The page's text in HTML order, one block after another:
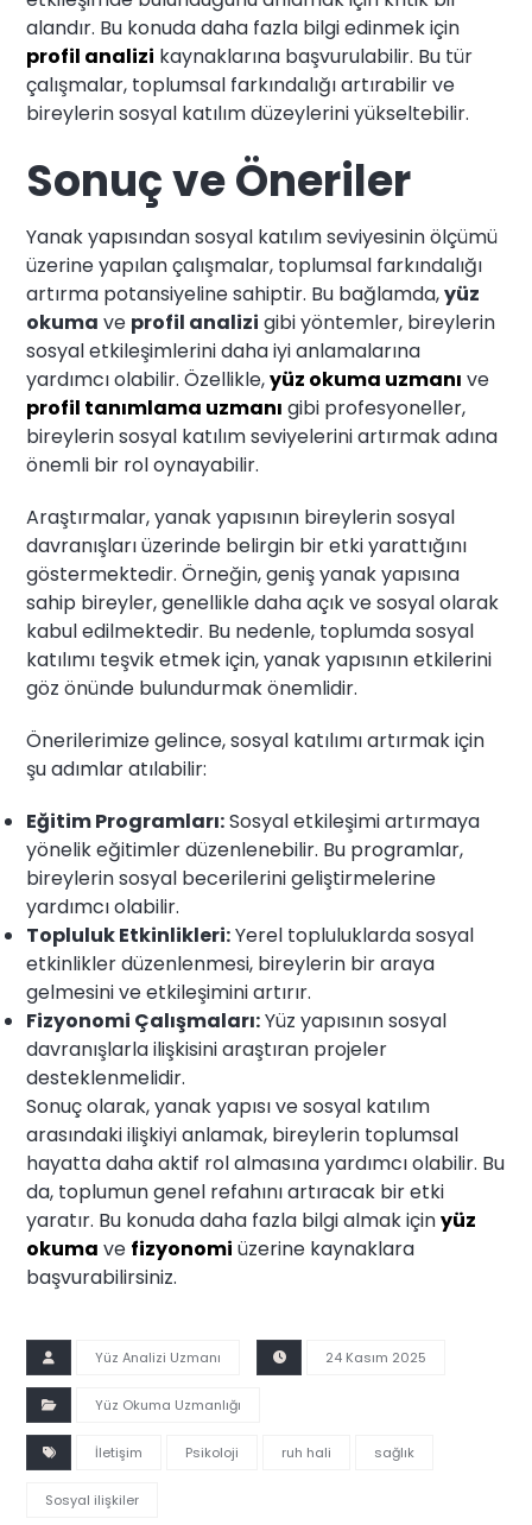
alandır. Bu konuda daha fazla bilgi edinmek için
profil analizi kaynaklarına başvurulabilir. Bu tür
çalışmalar, toplumsal farkındalığı artırabilir ve
bireylerin sosyal katılım düzeylerini yükseltebilir.
Sonuç ve Öneriler
Yanak yapısından sosyal katılım seviyesinin ölçümü
üzerine yapılan çalışmalar, toplumsal farkındalığı
artırma potansiyeline sahiptir. Bu bağlamda,yüz
okuma ve profil analizi gibi yöntemler, bireylerin
sosyal etkileşimlerini daha iyi anlamalarına
yardımcı olabilir. Özellikle,yüz okuma uzmanı ve
profil tanımlama uzmanı gibi profesyoneller,
bireylerin sosyal katılım seviyelerini artırmak adına
önemli bir rol oynayabilir.
Araştırmalar, yanak yapısının bireylerin sosyal
davranışları üzerinde belirgin bir etki yarattığını
göstermektedir. Örneğin, geniş yanak yapısına
sahip bireyler, genellikle daha açık ve sosyal olarak
kabul edilmektedir. Bu nedenle, toplumda sosyal
katılımı teşvik etmek için, yanak yapısının etkilerini
göz önünde bulundurmak önemlidir.
Önerilerimize gelince, sosyal katılımı artırmak için
şu adımlar atılabilir:
Eğitim Programları:Sosyal etkileşimi artırmaya
yönelik eğitimler düzenlenebilir. Bu programlar,
bireylerin sosyal becerilerini geliştirmelerine
yardımcı olabilir.
Topluluk Etkinlikleri:Yerel topluluklarda sosyal
etkinlikler düzenlenmesi, bireylerin bir araya
gelmesini ve etkileşimini artırır.
Fizyonomi Çalışmaları:Yüz yapısının sosyal
davranışlarla ilişkisini araştıran projeler
desteklenmelidir.
Sonuç olarak, yanak yapısı ve sosyal katılım
arasındaki ilişkiyi anlamak, bireylerin toplumsal
hayatta daha aktif rol almasına yardımcı olabilir. Bu
da, toplumun genel refahını artıracak bir etki
yaratır. Bu konuda daha fazla bilgi almak içinyüz
okuma ve fizyonomi üzerine kaynaklara
başvurabilirsiniz.
Yüz Analizi Uzmanı 24 Kasım 2025
Yüz Okuma Uzmanlığı
İletişim Psikoloji ruh hali sağlık
Sosyal ilişkiler